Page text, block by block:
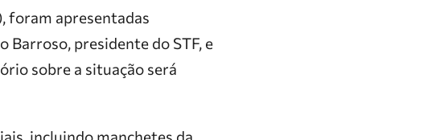
foram apresentadas
Barroso, presidente do STF, e
sobre a situação será